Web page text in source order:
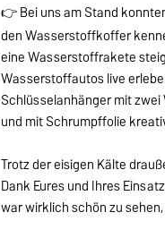
👉 Bei uns am Stand
den Wasserstoffkoffer
eine Wasserstoffrakete
Wasserstoffautos live
Schlüsselanhänger mit
und mit Schrumpffolie
Trotz der eisigen Kälte
Dank Eures und Ihres
war wirklich schön zu